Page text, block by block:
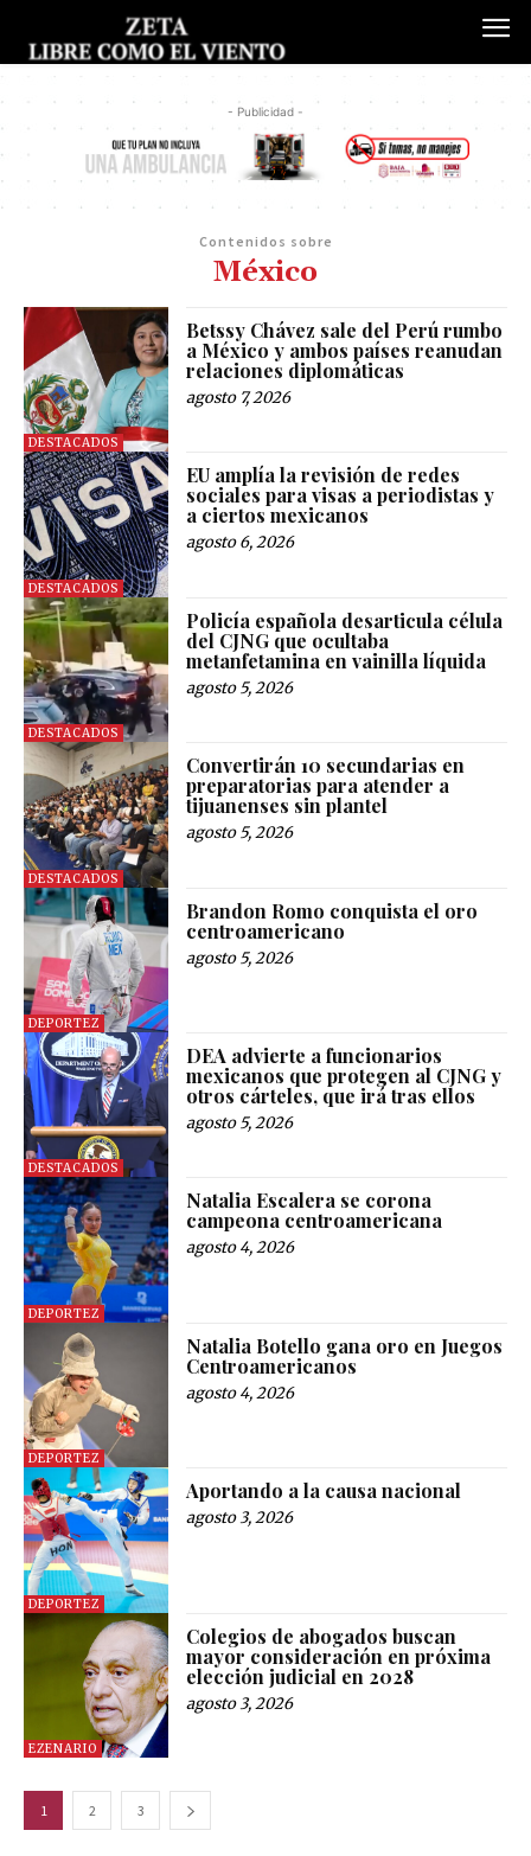
- Publicidad -
Contenidos sobre
México
DESTACADOS
Betssy Chávez sale del Perú rumbo
a México y ambos países reanudan
relaciones diplomáticas
agosto 7, 2026
DESTACADOS
EU amplía la revisión de redes
sociales para visas a periodistas y
a ciertos mexicanos
agosto 6, 2026
DESTACADOS
Policía española desarticula célula
del CJNG que ocultaba
metanfetamina en vainilla líquida
agosto 5, 2026
DESTACADOS
Convertirán 10 secundarias en
preparatorias para atender a
tijuanenses sin plantel
agosto 5, 2026
DEPORTEZ
Brandon Romo conquista el oro
centroamericano
agosto 5, 2026
DESTACADOS
DEA advierte a funcionarios
mexicanos que protegen al CJNG y
otros cárteles, que irá tras ellos
agosto 5, 2026
DEPORTEZ
Natalia Escalera se corona
campeona centroamericana
agosto 4, 2026
DEPORTEZ
Natalia Botello gana oro en Juegos
Centroamericanos
agosto 4, 2026
DEPORTEZ
Aportando a la causa nacional
agosto 3, 2026
EZENARIO
Colegios de abogados buscan
mayor consideración en próxima
elección judicial en 2028
agosto 3, 2026
1 2 3